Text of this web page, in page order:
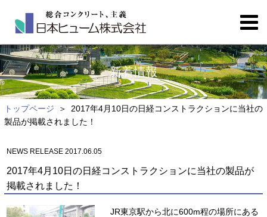
新着情報
トップページ
2017年4月10日の日経コンストラクションに当社の
製品が掲載されました！
NEWS RELEASE 2017.06.05
2017年4月10日の日経コンストラクションに当社の製品が
掲載されました！
JR東京駅から北に600m程の場所にある